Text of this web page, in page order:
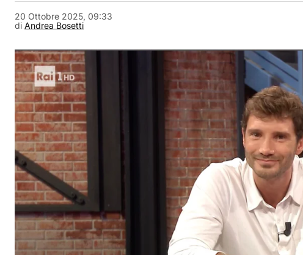
di Andrea Bosetti
20 Ottobre 2025, 09:33